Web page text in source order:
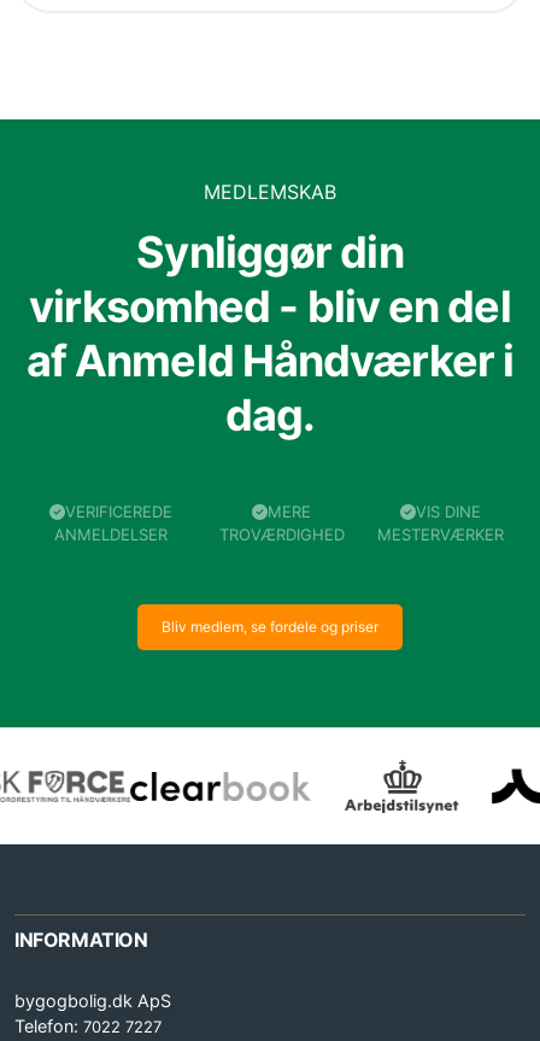
MEDLEMSKAB
Synliggør din
virksomhed - bliv en del
af Anmeld Håndværker i
dag.
VERIFICEREDE
ANMELDELSER
MERE
TROVÆRDIGHED
VIS DINE
MESTERVÆRKER
Bliv medlem, se fordele og priser
INFORMATION
bygogbolig.dk ApS
Telefon: 7022 7227